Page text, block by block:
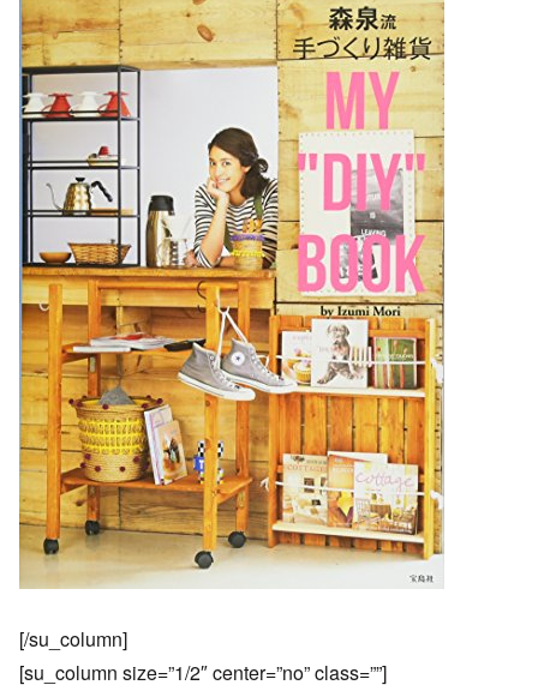
[/su_column]
[su_column size=”1/2″ center=”no” class=””]